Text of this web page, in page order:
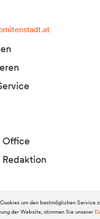
Office
um den bestmöglichen Service
der Website, stimmen Sie unserer